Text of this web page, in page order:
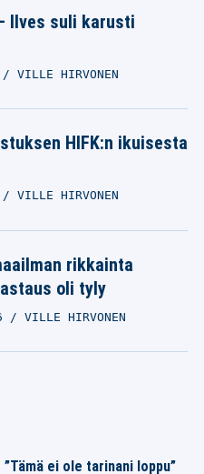
Ilves suli karusti
VILLE HIRVONEN
HIFK:n ikuisesta
VILLE HIRVONEN
rikkainta
oli tyly
VILLE HIRVONEN
ei ole tarinani loppu”